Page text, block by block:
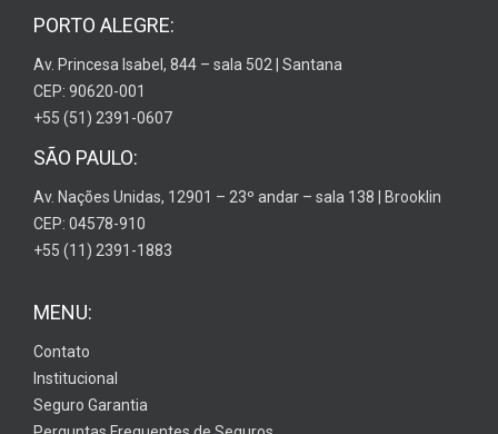
PORTO ALEGRE:
Av. Princesa Isabel, 844 – sala 502 | Santana
CEP: 90620-001
+55 (51) 2391-0607
SÃO PAULO:
Av. Nações Unidas, 12901 – 23º andar – sala 138 | Brooklin
CEP: 04578-910
+55 (11) 2391-1883
MENU:
Contato
Institucional
Seguro Garantia